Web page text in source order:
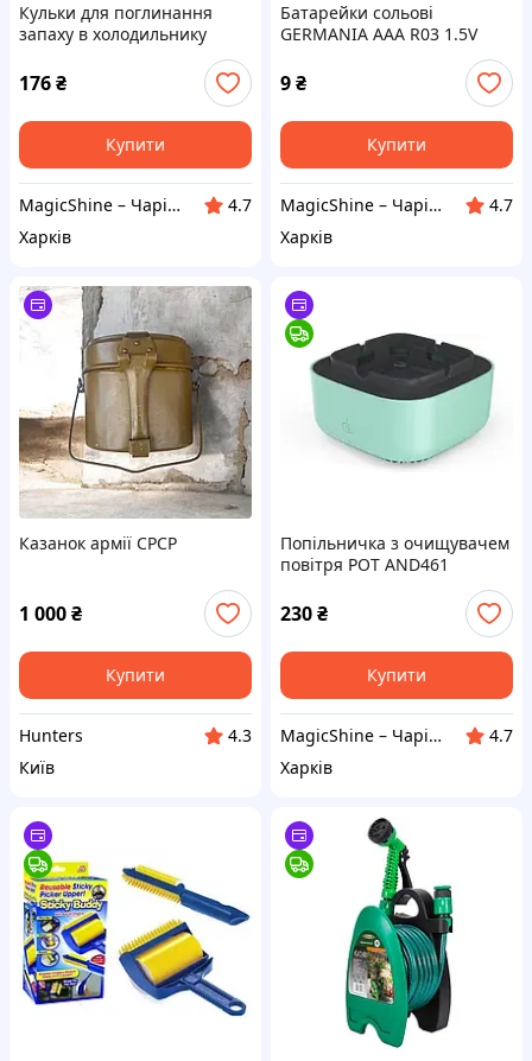
Кульки для поглинання
запаху в холодильнику
176₴
Купити
MagicShine – Чарівне сяйво у кожному виробі
4.7
Харків
Батарейки сольові
GERMANIA AAA R03 1.5V
9₴
Купити
MagicShine – Чарівне сяйво у кожному виробі
4.7
Харків
Казанок армії СРСР
1 000₴
Купити
Hunters
4.3
Київ
Попільничка з очищувачем
повітря POT AND461
портативна для видалення
диму сигарет
230₴
Купити
MagicShine – Чарівне сяйво у кожному виробі
4.7
Харків